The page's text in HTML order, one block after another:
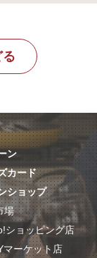
ン
カード
ショップ
場
ショッピング店
マーケット店